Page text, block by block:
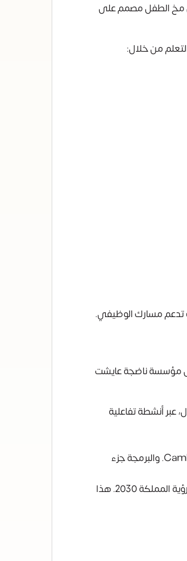
لأن مخ الطفل مصمم على
من خلال:
تدعم مسارك الوظيفي.
وهذا يعني أنها ليست تجربة عابرة، بل مؤسسة ناضجة عايشت
عبر أنشطة تفاعلية
مسار دولي متكامل باللغة الإنجليزية: تدرس فيه المواد العلمية (الرياضيات والعلوم) باللغة الإنجليزية، بما يتوافق مع معايير عالمية مثل Cambridge. والبرمجة جزء
التركيز على الذكاء الاصطناعي والبرمجة الحديثة: لا تكتفي المدرسة بتعليم لغات البرمجة القديمة، بل تركز على البرمجة التطبيقية التي تواكب رؤية المملكة 2030. هذا